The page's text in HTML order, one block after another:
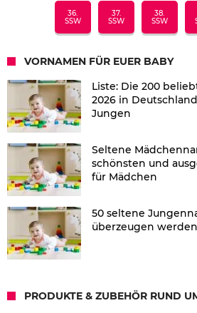
36.
SSW
37.
SSW
38.
SSW
VORNAMEN FÜR EUER BABY
Liste: Die 200
2026 in
Jungen
Seltene
schönsten und
für Mädchen
50 seltene
überzeugen werden
PRODUKTE & ZUBEHÖR RUND